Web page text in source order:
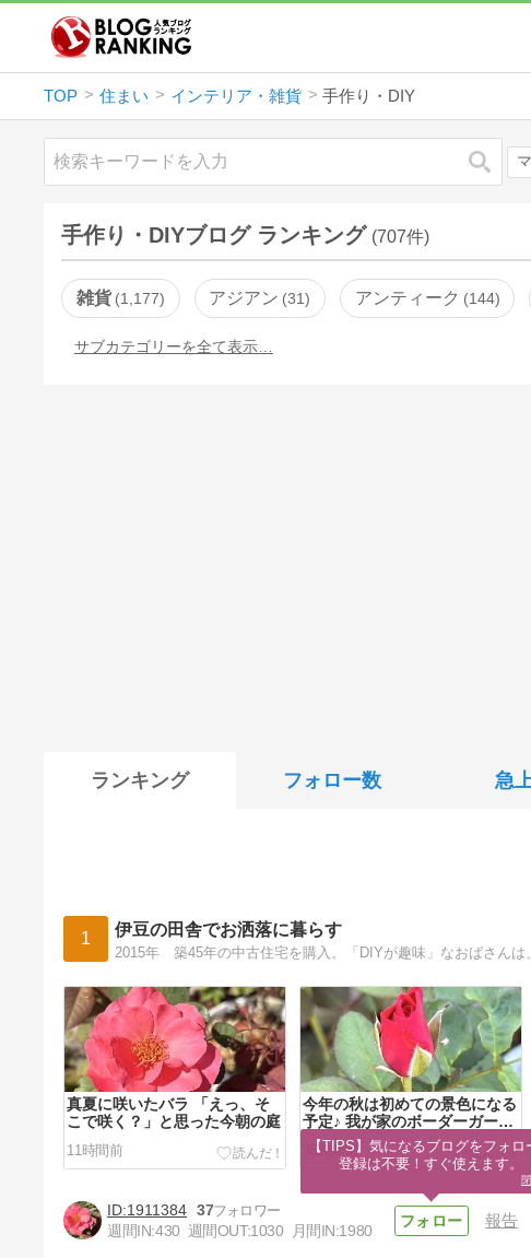
TOP 住まい インテリア・雑貨 手作り・DIY
検索
手作り・DIYブログ ランキング (707件)
雑貨 1,177 アジアン 31 アンティーク 144
サブカテゴリーを全て表示…
ランキング フォロー数 急
1 伊豆の田舎でお洒落に暮らす
真夏に咲いたバラ 「えっ、そ
こで咲く？」と思った今朝の庭
11時間前
今年の秋は初めての景色になる
予定♪ 我が家のボーダーガーデ
ン
35時間前
1911384 37
週間IN:430 週間OUT:1030 月間IN:1980
報告
【TIPS】気になるブログをフォロ
登録は不要！すぐ使えます。